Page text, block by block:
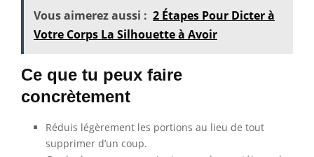
Vous aimerez aussi : 2 Étapes Pour Dicter à
Votre Corps La Silhouette à Avoir
Ce que tu peux faire
concrètement
Réduis légèrement les portions au lieu de tout
supprimer d’un coup.